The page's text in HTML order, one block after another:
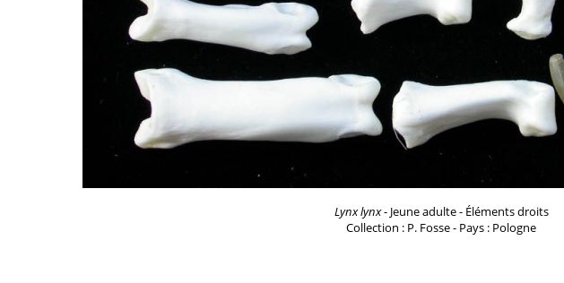
Lynx lynx- Jeune adulte - Éléments droits
Collection : P. Fosse - Pays : Pologne